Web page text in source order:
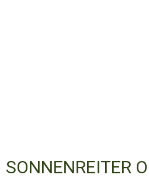
SONNENREITER